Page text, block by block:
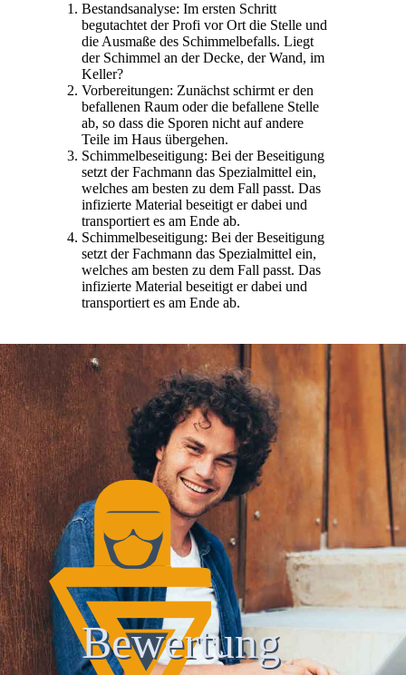
Bestandsanalyse: Im ersten Schritt
begutachtet der Profi vor Ort die Stelle und
die Ausmaße des Schimmelbefalls. Liegt
der Schimmel an der Decke, der Wand, im
Keller?
Vorbereitungen: Zunächst schirmt er den
befallenen Raum oder die befallene Stelle
ab, so dass die Sporen nicht auf andere
Teile im Haus übergehen.
Schimmelbeseitigung: Bei der Beseitigung
setzt der Fachmann das Spezialmittel ein,
welches am besten zu dem Fall passt. Das
infizierte Material beseitigt er dabei und
transportiert es am Ende ab.
Schimmelbeseitigung: Bei der Beseitigung
setzt der Fachmann das Spezialmittel ein,
welches am besten zu dem Fall passt. Das
infizierte Material beseitigt er dabei und
transportiert es am Ende ab.
Bewertung